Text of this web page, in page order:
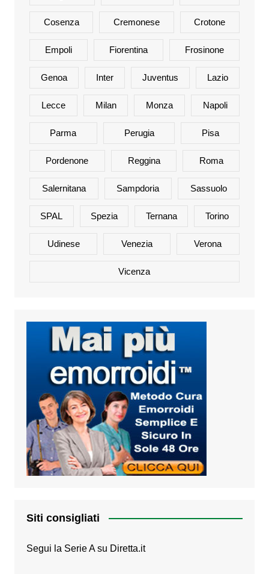
Cosenza Cremonese Crotone
Empoli Fiorentina Frosinone
Genoa Inter Juventus Lazio
Lecce Milan Monza Napoli
Parma Perugia Pisa
Pordenone Reggina Roma
Salernitana Sampdoria Sassuolo
SPAL Spezia Ternana Torino
Udinese Venezia Verona
Vicenza
Siti consigliati
Segui la Serie A su Diretta.it